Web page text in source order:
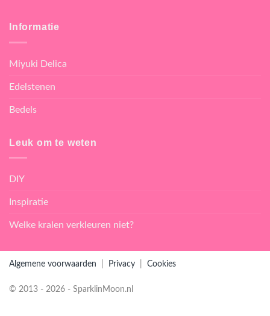
Informatie
Miyuki Delica
Edelstenen
Bedels
Leuk om te weten
DIY
Inspiratie
Welke kralen verkleuren niet?
Algemene voorwaarden Privacy Cookies
© 2013 - 2026 - SparklinMoon.nl